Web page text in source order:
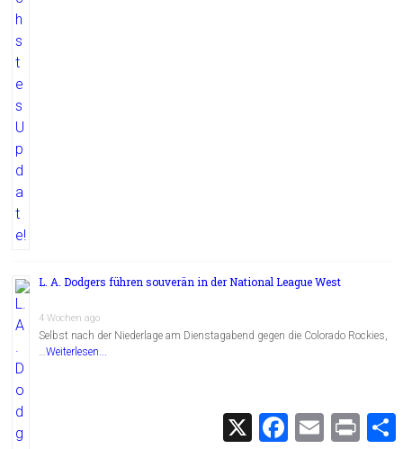
L. A. Dodgers führen souverän in der National League West
4 Wochen ago
Selbst nach der Niederlage am Dienstagabend gegen die Colorado Rockies,
…Weiterlesen...
X
F
E
m
P